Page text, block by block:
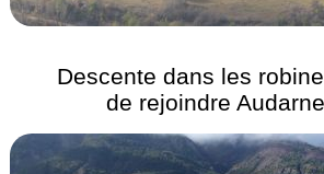
Descente dans les
de rejoindre